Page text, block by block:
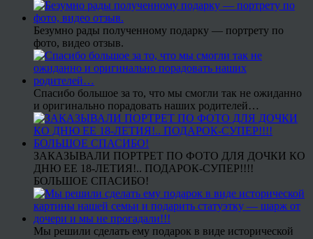
Безумно рады полученному подарку — портрету по
фото, видео отзыв.
Спасибо большое за то, что мы смогли так не ожиданно
и оригинально порадовать наших родителей…
ЗАКАЗЫВАЛИ ПОРТРЕТ ПО ФОТО ДЛЯ ДОЧКИ КО
ДНЮ ЕЕ 18-ЛЕТИЯ!.. ПОДАРОК-СУПЕР!!!!
БОЛЬШОЕ СПАСИБО!
Мы решили сделать ему подарок в виде исторической